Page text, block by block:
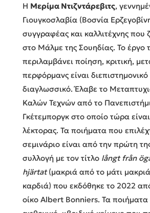
Η Μερίμα Ντιζντάρεβιτς,
Γιουγκοσλαβία (Βοσνία
συγγραφέας και καλλιτέχνης που
στο Μάλμε της Σουηδίας. Το έργο
περιλαμβάνει ποίηση, κριτική,
περφόρμανς είναι διεπιστημονικό
διαγλωσσικό. Έλαβε το
Καλών Τεχνών από το
Γκέτεμποργκ στο οποίο τώρα
λέκτορας. Τα ποιήματα που
σεμινάριο είναι από την πρώτη
συλλογή με τον τίτλο långt från
hjärtat(μακριά από το μάτι
καρδιά) που εκδόθηκε το 2022
οίκο Albert Bonniers. Τα